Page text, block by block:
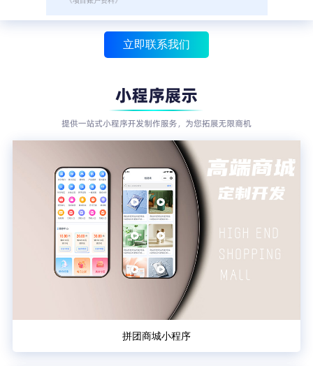
立即联系我们
拼团商城小程序